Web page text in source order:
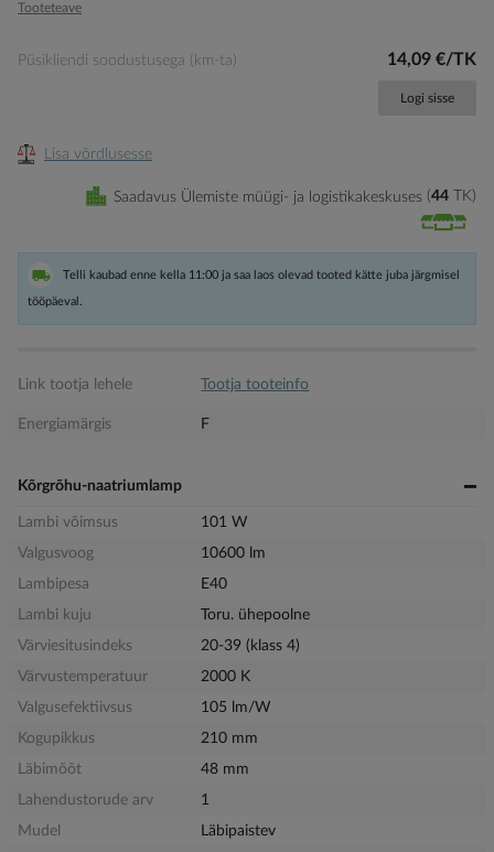
Tooteteave
Püsikliendi soodustusega (km-ta) 14,09 €/TK
Logi sisse
Lisa võrdlusesse
Saadavus Ülemiste müügi- ja logistikakeskuses 44 TK
Telli kaubad enne kella 11:00 ja saa laos olevad tooted kätte juba järgmisel
tööpäeval.
Link tootja lehele Tootja tooteinfo
Energiamärgis F
Kõrgrõhu-naatriumlamp
Lambi võimsus
101 W
Valgusvoog
10600 lm
Lambipesa
E40
Lambi kuju
Toru. ühepoolne
Värviesitusindeks
20-39 (klass 4)
Värvustemperatuur
2000 K
Valgusefektiivsus
105 lm/W
Kogupikkus
210 mm
Läbimõõt
48 mm
Lahendustorude arv
1
Mudel
Läbipaistev